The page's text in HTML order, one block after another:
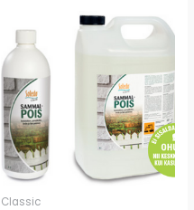
Classic
Price
range:
40,07 €